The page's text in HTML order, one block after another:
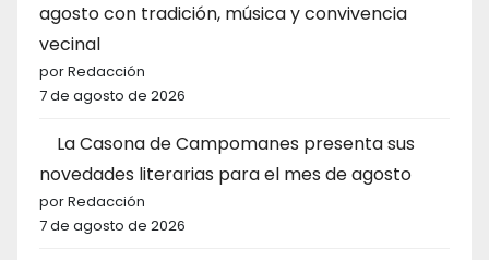
agosto con tradición, música y convivencia
vecinal
por Redacción
7 de agosto de 2026
La Casona de Campomanes presenta sus
novedades literarias para el mes de agosto
por Redacción
7 de agosto de 2026